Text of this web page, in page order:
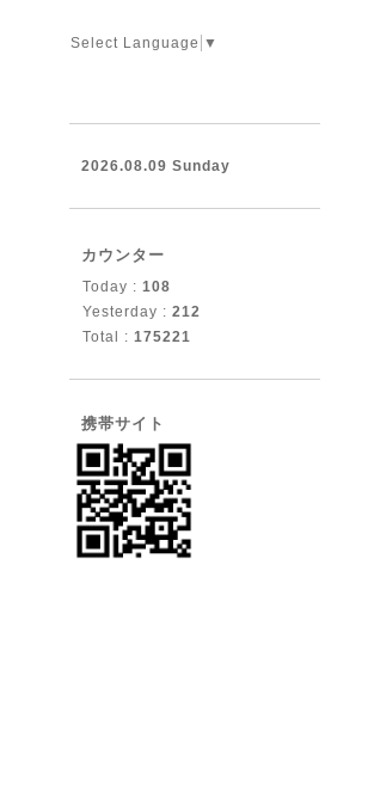
Select Language ▼
2026.08.09 Sunday
カウンター
Today : 108
Yesterday : 212
Total : 175221
携帯サイト